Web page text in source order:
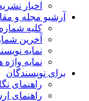
اخبار
آرشیو مجله و
کلیه
آخرین
نمایه
نمایه
برای نویسندگان
راهنمای
راهنمای